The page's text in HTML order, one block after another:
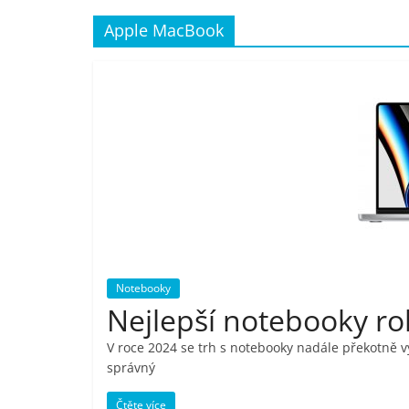
porovnání,
telefony,
kávovary,
bazény
Apple MacBook
Notebooky
Nejlepší notebooky
V roce 2024 se trh s notebooky nadále překotně
správný
Čtěte více